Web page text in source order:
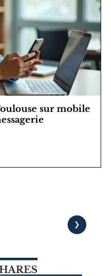
sur mobile